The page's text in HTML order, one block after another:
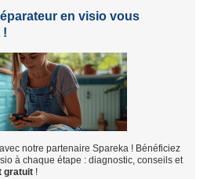
en visio vous
!
notre partenaire Spareka ! Bénéficiez
à chaque étape : diagnostic, conseils et
gratuit !